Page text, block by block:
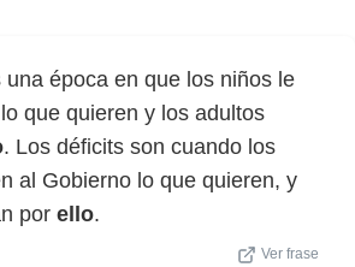
una época en que los niños le
que quieren y los adultos
. Los déficits son cuando los
al Gobierno lo que quieren, y
por ello.
Ver frase